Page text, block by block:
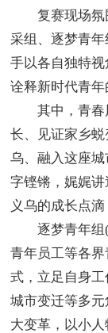
复赛现场氛
采组、逐梦青
手以各自独特视
诠释新时代青年
其中，青春
长、见证家乡
乌、融入这座
字铿锵，娓娓
义乌的成长点
逐梦青年组
青年员工等各
式，立足自身工
城市变迁等多
大变革，以小